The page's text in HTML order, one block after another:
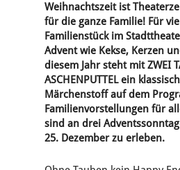
Weihnachtszeit ist
für die ganze Familie! Für
Familienstück im
Advent wie Kekse, Kerzen
diesem Jahr steht mit ZWEI
ASCHENPUTTEL ein
Märchenstoff auf dem
Familienvorstellungen für
sind an drei
25. Dezember zu erleben.